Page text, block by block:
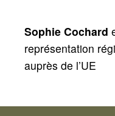
Sophie Cochard
représentation
auprès de l’UE